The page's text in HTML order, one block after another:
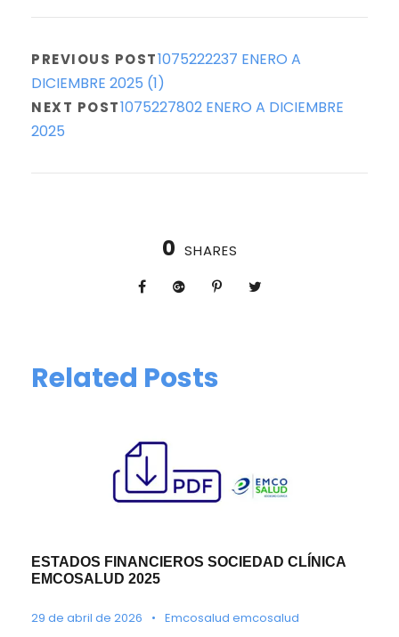
PREVIOUS POST1075222237 ENERO A
DICIEMBRE 2025 (1)
NEXT POST1075227802 ENERO A DICIEMBRE
2025
0 SHARES
Related Posts
ESTADOS FINANCIEROS SOCIEDAD CLÍNICA
EMCOSALUD 2025
29 de abril de 2026 • Emcosalud emcosalud